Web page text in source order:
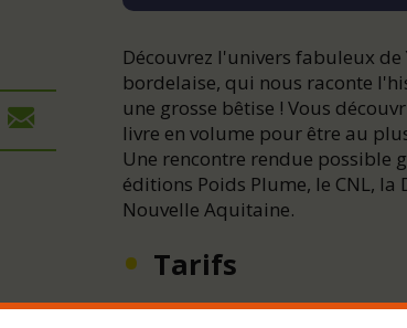
Découvrez l'univers fabuleux
bordelaise, qui nous raconte
une grosse bêtise ! Vous
livre en volume pour être au
Une rencontre rendue possible
éditions Poids Plume, le CNL, la
Nouvelle Aquitaine.
Tarifs
Gratuit, sur réservation